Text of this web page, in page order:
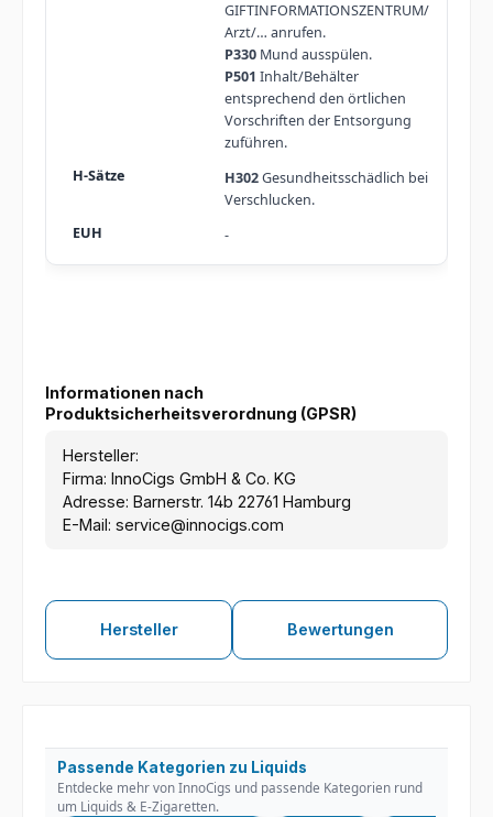
GIFTINFORMATIONSZENTRUM/
Arzt/… anrufen.
P330Mund ausspülen.
P501 Inhalt/Behälter
entsprechend den örtlichen
Vorschriften der Entsorgung
zuführen.
H302Gesundheitsschädlich bei
Verschlucken.
-
Informationen nach
Produktsicherheitsverordnung (GPSR)
Hersteller:
Firma: InnoCigs GmbH & Co. KG
Adresse: Barnerstr. 14b 22761 Hamburg
E-Mail: service@innocigs.com
Hersteller Bewertungen
Passende Kategorien zu Liquids
Entdecke mehr von InnoCigs und passende Kategorien rund
um Liquids & E-Zigaretten.